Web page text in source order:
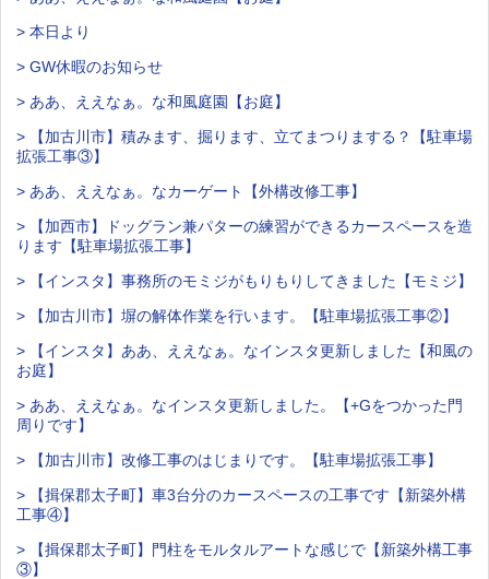
> 本日より
> GW休暇のお知らせ
> ああ、ええなぁ。な和風庭園【お庭】
> 【加古川市】積みます、掘ります、立てまつりまする？【駐車場
拡張工事③】
> ああ、ええなぁ。なカーゲート【外構改修工事】
> 【加西市】ドッグラン兼パターの練習ができるカースペースを造
ります【駐車場拡張工事】
> 【インスタ】事務所のモミジがもりもりしてきました【モミジ】
> 【加古川市】塀の解体作業を行います。【駐車場拡張工事②】
> 【インスタ】ああ、ええなぁ。なインスタ更新しました【和風の
お庭】
> ああ、ええなぁ。なインスタ更新しました。【+Gをつかった門
周りです】
> 【加古川市】改修工事のはじまりです。【駐車場拡張工事】
> 【揖保郡太子町】車3台分のカースペースの工事です【新築外構
工事④】
> 【揖保郡太子町】門柱をモルタルアートな感じで【新築外構工事
③】